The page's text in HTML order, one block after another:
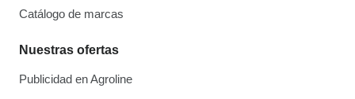
Catálogo de marcas
Nuestras ofertas
Publicidad en Agroline